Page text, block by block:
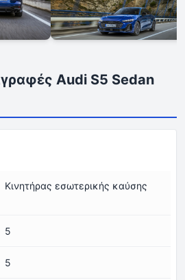
Audi S5 Sedan
Κινητήρας εσωτερικής καύσης
5
5